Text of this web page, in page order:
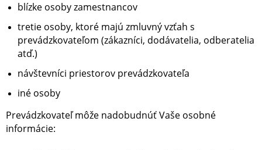
blízke osoby zamestnancov
tretie osoby, ktoré majú zmluvný vzťah s
prevádzkovateľom (zákazníci, dodávatelia, odberatelia
atď.)
návštevníci priestorov prevádzkovateľa
iné osoby
Prevádzkovateľ môže nadobudnúť Vaše osobné
informácie: